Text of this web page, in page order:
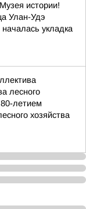
истории!
Улан-Удэ
укладка
лесного
летием
хозяйства